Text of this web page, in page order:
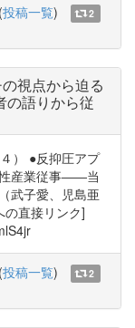
(投稿一覧)
2
視点から迫る
の語りから従
） ●反抑圧アプ
性産業従事――当
武子愛、児島亜
の直接リンク]
(投稿一覧)
2